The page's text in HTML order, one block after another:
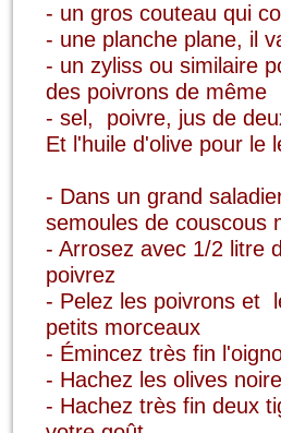
- un gros couteau qui
- une planche plane, il
- un zyliss ou similaire
des poivrons de même
- sel, poivre, jus de
Et l'huile d'olive pour le
- Dans un grand
semoules de couscous
- Arrosez avec 1/2 litre
poivrez
- Pelez les poivrons et
petits morceaux
- Émincez très fin
- Hachez les olives
- Hachez très fin deux